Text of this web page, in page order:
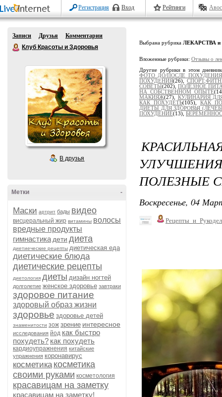
Регистрация Вход Рейтинги
Записи Друзья
Комментарии
Клуб Красоты и Здоровья
В друзья
-
Метки
Маски артрит бады видео
висцеральный жир витамины волосы
вредные продукты
гимнастика дети диета
диетиеческие рецепты диетическая еда
диетические блюда
диетические рецепты
диетология диеты дизайн ногтей
долголетие женское здоровье завтраки
здоровое питание
здоровый образ жизни
здоровье здоровье детей
знаменитости зож зрение интересное
исследования йод как быстро
похудеть? как похудеть
кардиоупражнения китайские
упражнения коронавирус
косметика косметика
своими руками косметология
красавицам на заметку
красавицам на заметку!
Выбрана рубрика ЛЕКАРСТВА
Вложенные рубрики: Отзывы о
Другие рубрики в этом
ФОТО ДО/ПОСЛЕ ПОХУДЕНИЯ
ПОХУДЕНИЯ(26),
СОВЕТЫ(202), ПОЛЕЗНОЕ
НА СОБСТВЕННОМ ОПЫТЕ
МАКИЯЖ(27), КУЛИНАРИЯ
КАК ПОХУДЕТЬ(105), КАК
ДИЕТЫ ДЛЯ ЗДОРОВЬЯ
ПОХУДЕНИЕ(13),
ПОЛЕЗНЫЕ
Воскресенье, 04